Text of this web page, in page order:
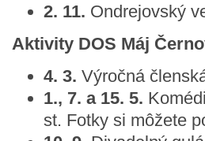
2. 11. Ondrejovský
Aktivity DOS Máj
4. 3. Výročná
1., 7. a 15. 5.
st. Fotky si môžete